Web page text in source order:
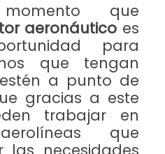
que
aeronáutico es
para
que tengan
a punto de
gracias a este
trabajar en
que